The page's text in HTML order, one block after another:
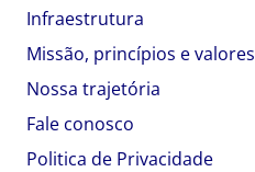
Infraestrutura
Missão, princípios e valores
Nossa trajetória
Fale conosco
Politica de Privacidade